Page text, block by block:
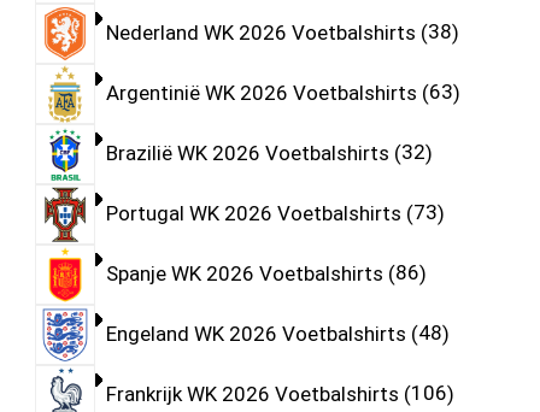
Nederland WK 2026 Voetbalshirts 38
Argentinië WK 2026 Voetbalshirts 63
Brazilië WK 2026 Voetbalshirts 32
Portugal WK 2026 Voetbalshirts 73
Spanje WK 2026 Voetbalshirts 86
Engeland WK 2026 Voetbalshirts 48
Frankrijk WK 2026 Voetbalshirts 106